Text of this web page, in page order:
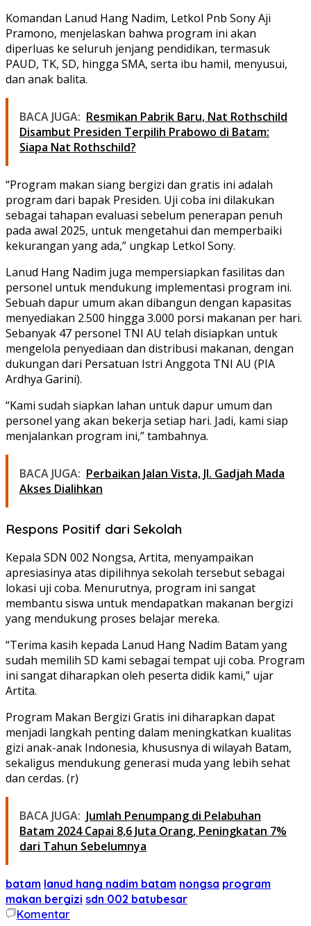
Komandan Lanud Hang Nadim, Letkol Pnb Sony Aji
Pramono, menjelaskan bahwa program ini akan
diperluas ke seluruh jenjang pendidikan, termasuk
PAUD, TK, SD, hingga SMA, serta ibu hamil, menyusui,
dan anak balita.
BACA JUGA: Resmikan Pabrik Baru, Nat Rothschild
Disambut Presiden Terpilih Prabowo di Batam:
Siapa Nat Rothschild?
“Program makan siang bergizi dan gratis ini adalah
program dari bapak Presiden. Uji coba ini dilakukan
sebagai tahapan evaluasi sebelum penerapan penuh
pada awal 2025, untuk mengetahui dan memperbaiki
kekurangan yang ada,” ungkap Letkol Sony.
Lanud Hang Nadim juga mempersiapkan fasilitas dan
personel untuk mendukung implementasi program ini.
Sebuah dapur umum akan dibangun dengan kapasitas
menyediakan 2.500 hingga 3.000 porsi makanan per hari.
Sebanyak 47 personel TNI AU telah disiapkan untuk
mengelola penyediaan dan distribusi makanan, dengan
dukungan dari Persatuan Istri Anggota TNI AU (PIA
Ardhya Garini).
“Kami sudah siapkan lahan untuk dapur umum dan
personel yang akan bekerja setiap hari. Jadi, kami siap
menjalankan program ini,” tambahnya.
BACA JUGA: Perbaikan Jalan Vista, Jl. Gadjah Mada
Akses Dialihkan
Respons Positif dari Sekolah
Kepala SDN 002 Nongsa, Artita, menyampaikan
apresiasinya atas dipilihnya sekolah tersebut sebagai
lokasi uji coba. Menurutnya, program ini sangat
membantu siswa untuk mendapatkan makanan bergizi
yang mendukung proses belajar mereka.
“Terima kasih kepada Lanud Hang Nadim Batam yang
sudah memilih SD kami sebagai tempat uji coba. Program
ini sangat diharapkan oleh peserta didik kami,” ujar
Artita.
Program Makan Bergizi Gratis ini diharapkan dapat
menjadi langkah penting dalam meningkatkan kualitas
gizi anak-anak Indonesia, khususnya di wilayah Batam,
sekaligus mendukung generasi muda yang lebih sehat
dan cerdas. (r)
BACA JUGA: Jumlah Penumpang di Pelabuhan
Batam 2024 Capai 8,6 Juta Orang, Peningkatan 7%
dari Tahun Sebelumnya
batam lanud hang nadim batam nongsa program
makan bergizi sdn 002 batubesar
Komentar